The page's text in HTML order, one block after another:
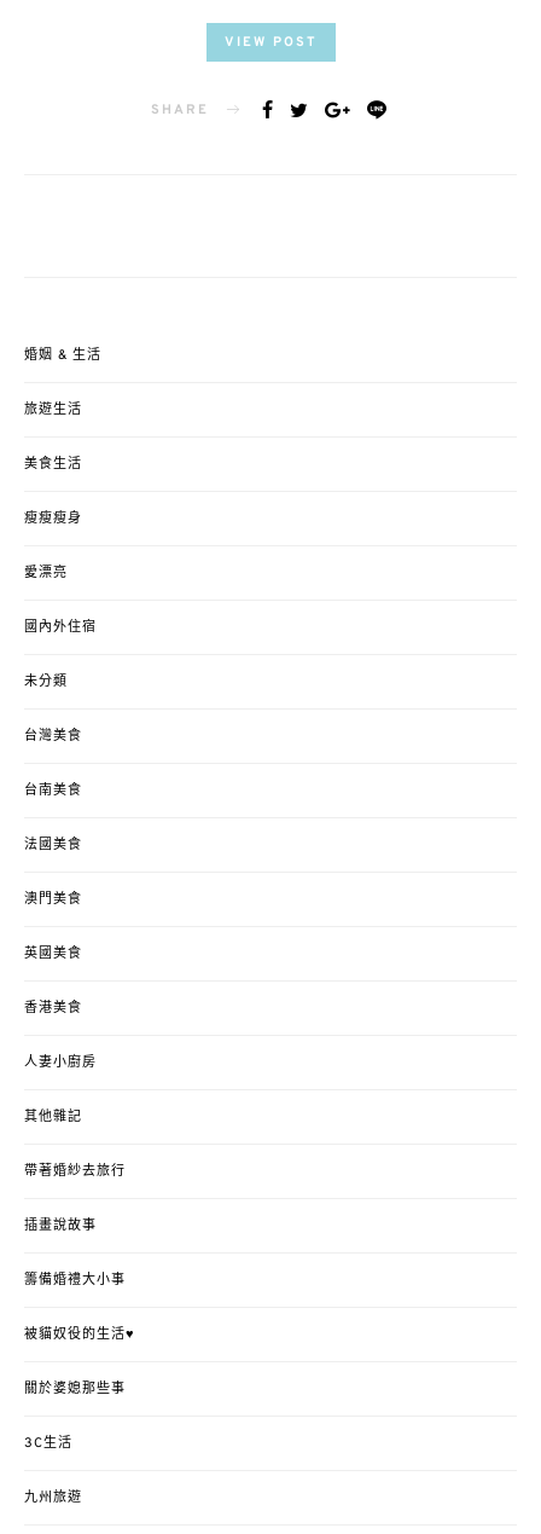
VIEW POST
SHARE
婚姻 & 生活
旅遊生活
美食生活
瘦瘦瘦身
愛漂亮
國內外住宿
未分類
台灣美食
台南美食
法國美食
澳門美食
英國美食
香港美食
人妻小廚房
其他雜記
帶著婚紗去旅行
插畫說故事
籌備婚禮大小事
被貓奴役的生活♥
關於婆媳那些事
3C生活
九州旅遊